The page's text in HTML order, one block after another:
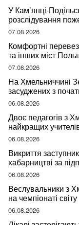
У Кам’янці-
розслідування
07.08.2026
Комфортні
та інших міст
07.08.2026
На Хмельниччині
засуджених з
06.08.2026
Двоє педагогів з
найкращих
06.08.2026
Викриття
хабарництві за
06.08.2026
Веслувальники з
на чемпіонаті світу
06.08.2026